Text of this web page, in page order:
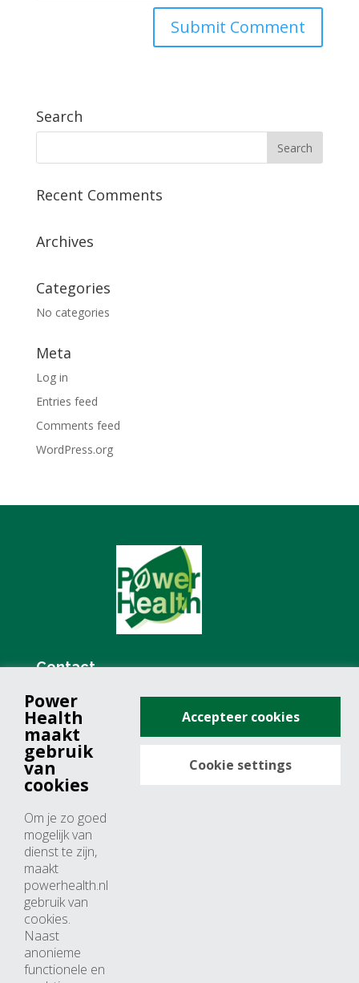
Search
Recent Comments
Archives
Categories
No categories
Meta
Log in
Entries feed
Comments feed
WordPress.org
Contact
+31 (0)76 571 19 68
info@powerhealth.nl
Adresse
4817 ZH breda
Nederland
Horaires d’ouvertures
Du lundi au jeudi: 09:00 – 17:00
Vendredi: 09:00 – 15:00
Power
Health
maakt
gebruik
van
cookies
Om je zo goed
mogelijk van
dienst te zijn,
maakt
powerhealth.nl
gebruik van
cookies.
Naast
anonieme
functionele en
Accepteer cookies
Cookie settings